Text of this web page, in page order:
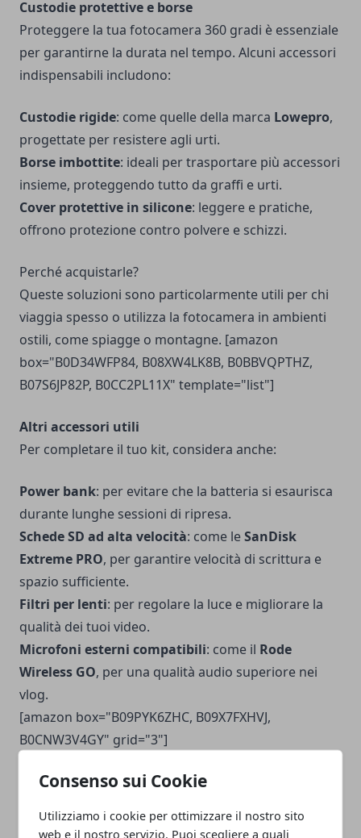
Consenso sui Cookie
Utilizziamo i cookie per ottimizzare il nostro sito
web e il nostro servizio. Puoi scegliere a quali
Custodie protettive e borse
Proteggere la tua fotocamera 360 gradi è essenziale
per garantirne la durata nel tempo. Alcuni accessori
indispensabili includono:
Custodie rigide: come quelle della marca Lowepro,
progettate per resistere agli urti.
Borse imbottite: ideali per trasportare più accessori
insieme, proteggendo tutto da graffi e urti.
Cover protettive in silicone: leggere e pratiche,
offrono protezione contro polvere e schizzi.
Perché acquistarle?
Queste soluzioni sono particolarmente utili per chi
viaggia spesso o utilizza la fotocamera in ambienti
ostili, come spiagge o montagne. [amazon
box="B0D34WFP84, B08XW4LK8B, B0BBVQPTHZ,
B07S6JP82P, B0CC2PL11X" template="list"]
Altri accessori utili
Per completare il tuo kit, considera anche:
Power bank: per evitare che la batteria si esaurisca
durante lunghe sessioni di ripresa.
Schede SD ad alta velocità: come leSanDisk
Extreme PRO, per garantire velocità di scrittura e
spazio sufficiente.
Filtri per lenti: per regolare la luce e migliorare la
qualità dei tuoi video.
Microfoni esterni compatibili: come il Rode
Wireless GO, per una qualità audio superiore nei
vlog.
[amazon box="B09PYK6ZHC, B09X7FXHVJ,
B0CNW3V4GY" grid="3"]
Consigli utili
Conosci il tuo modello: assicurati che gli accessori